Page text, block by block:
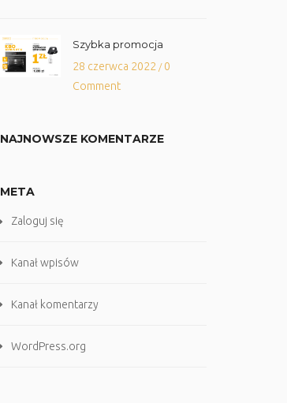
Szybka promocja
28 czerwca 2022 /0
Comment
NAJNOWSZE KOMENTARZE
META
Zaloguj się
Kanał wpisów
Kanał komentarzy
WordPress.org